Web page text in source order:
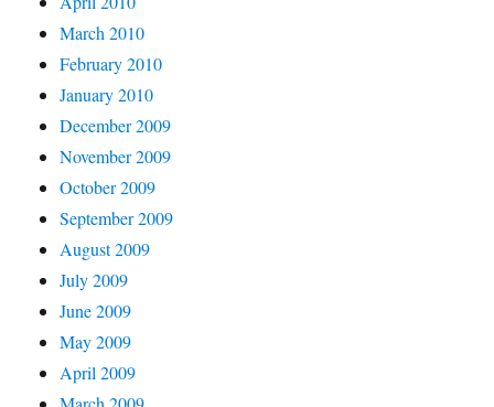
March 2010
February 2010
January 2010
December 2009
November 2009
October 2009
September 2009
August 2009
July 2009
June 2009
May 2009
April 2009